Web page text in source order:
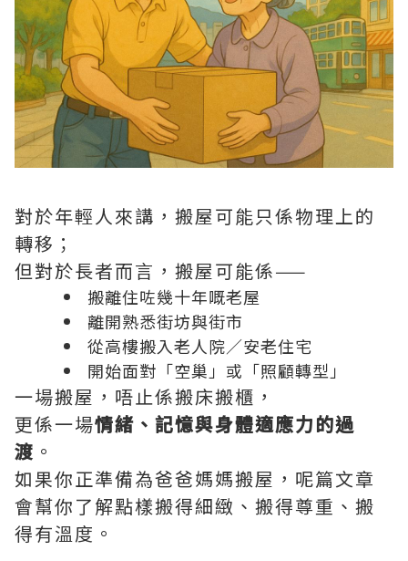
對於年輕人來講，搬屋可能只係物理上的
轉移；
但對於長者而言，搬屋可能係——
搬離住咗幾十年嘅老屋
離開熟悉街坊與街市
從高樓搬入老人院／安老住宅
開始面對「空巢」或「照顧轉型」
一場搬屋，唔止係搬床搬櫃，
更係一場情緒、記憶與身體適應力的過
渡 。
如果你正準備為爸爸媽媽搬屋，呢篇文章
會幫你了解點樣搬得細緻、搬得尊重、搬
得有溫度。